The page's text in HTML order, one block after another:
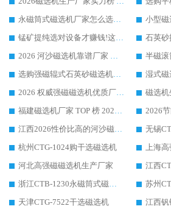
永磁筒式磁选机厂家怎么选?14 年老厂华体会手机网页版-华体会(中国) 凭实力出圈，这 5 大优势太圈粉
锰矿提纯选对设备才赚钱!这家临朐厂家的强磁辊磁选机凭啥成行业标杆?
2026 河沙磁选机靠谱厂家 华体会手机网页版-华体会(中国) 临朐大厂实地测评
选购强磁辊式石英砂磁选机技巧 实体源头厂家认准华体会手机网页版-华体会(中国)
2026 权威强磁磁选机优质厂家推荐：潍坊华体会手机网页版-华体会(中国) 凭实力领跑工业除铁提纯赛道
福建磁选机厂家 TOP 榜 2026：华体会手机网页版-华体会(中国) 凭 18000GS 强磁技术稳坐第一，这 5 家闭眼选不踩坑
江西2026性价比高的河沙磁选机生产厂家工作原理(通俗 + 专业双版，适配产品文案/介绍使用)
无锡
杭州CTG-1024购干选磁选机
上海高
河北高强磁磁选机生产厂家
浙江CTB-1230永磁筒式磁选机生产厂家
天津CTG-7522干选磁选机
江西钒